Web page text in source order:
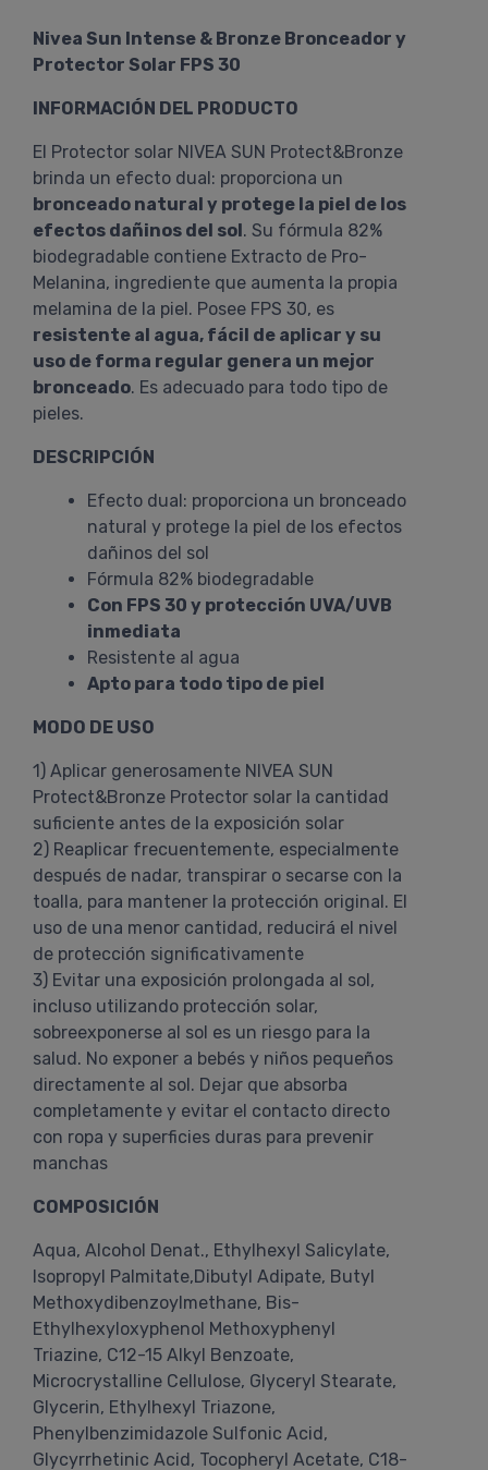
Nivea Sun Intense & Bronze Bronceador y
Protector Solar FPS 30
INFORMACIÓN DEL PRODUCTO
El Protector solar NIVEA SUN Protect&Bronze
brinda un efecto dual: proporciona un
bronceado natural y protege la piel de los
efectos dañinos del sol. Su fórmula 82%
biodegradable contiene Extracto de Pro-
Melanina, ingrediente que aumenta la propia
melamina de la piel. Posee FPS 30, es
resistente al agua, fácil de aplicar y su
uso de forma regular genera un mejor
bronceado. Es adecuado para todo tipo de
pieles.
DESCRIPCIÓN
Efecto dual: proporciona un bronceado
natural y protege la piel de los efectos
dañinos del sol
Fórmula 82% biodegradable
Con FPS 30 y protección UVA/UVB
inmediata
Resistente al agua
Apto para todo tipo de piel
MODO DE USO
1) Aplicar generosamente NIVEA SUN
Protect&Bronze Protector solar la cantidad
suficiente antes de la exposición solar
2) Reaplicar frecuentemente, especialmente
después de nadar, transpirar o secarse con la
toalla, para mantener la protección original. El
uso de una menor cantidad, reducirá el nivel
de protección significativamente
3) Evitar una exposición prolongada al sol,
incluso utilizando protección solar,
sobreexponerse al sol es un riesgo para la
salud. No exponer a bebés y niños pequeños
directamente al sol. Dejar que absorba
completamente y evitar el contacto directo
con ropa y superficies duras para prevenir
manchas
COMPOSICIÓN
Aqua, Alcohol Denat., Ethylhexyl Salicylate,
Isopropyl Palmitate,Dibutyl Adipate, Butyl
Methoxydibenzoylmethane, Bis-
Ethylhexyloxyphenol Methoxyphenyl
Triazine, C12-15 Alkyl Benzoate,
Microcrystalline Cellulose, Glyceryl Stearate,
Glycerin, Ethylhexyl Triazone,
Phenylbenzimidazole Sulfonic Acid,
Glycyrrhetinic Acid, Tocopheryl Acetate, C18-